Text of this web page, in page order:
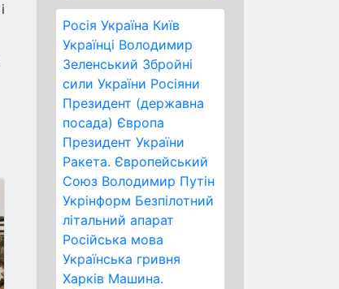
Росія Україна Київ
Українці Володимир
Зеленський Збройні
сили України Росіяни
Президент (державна
посада) Європа
Президент України
Ракета. Європейський
Союз Володимир Путін
Укрінформ Безпілотний
літальний апарат
Російська мова
Українська гривня
Харків Машина.